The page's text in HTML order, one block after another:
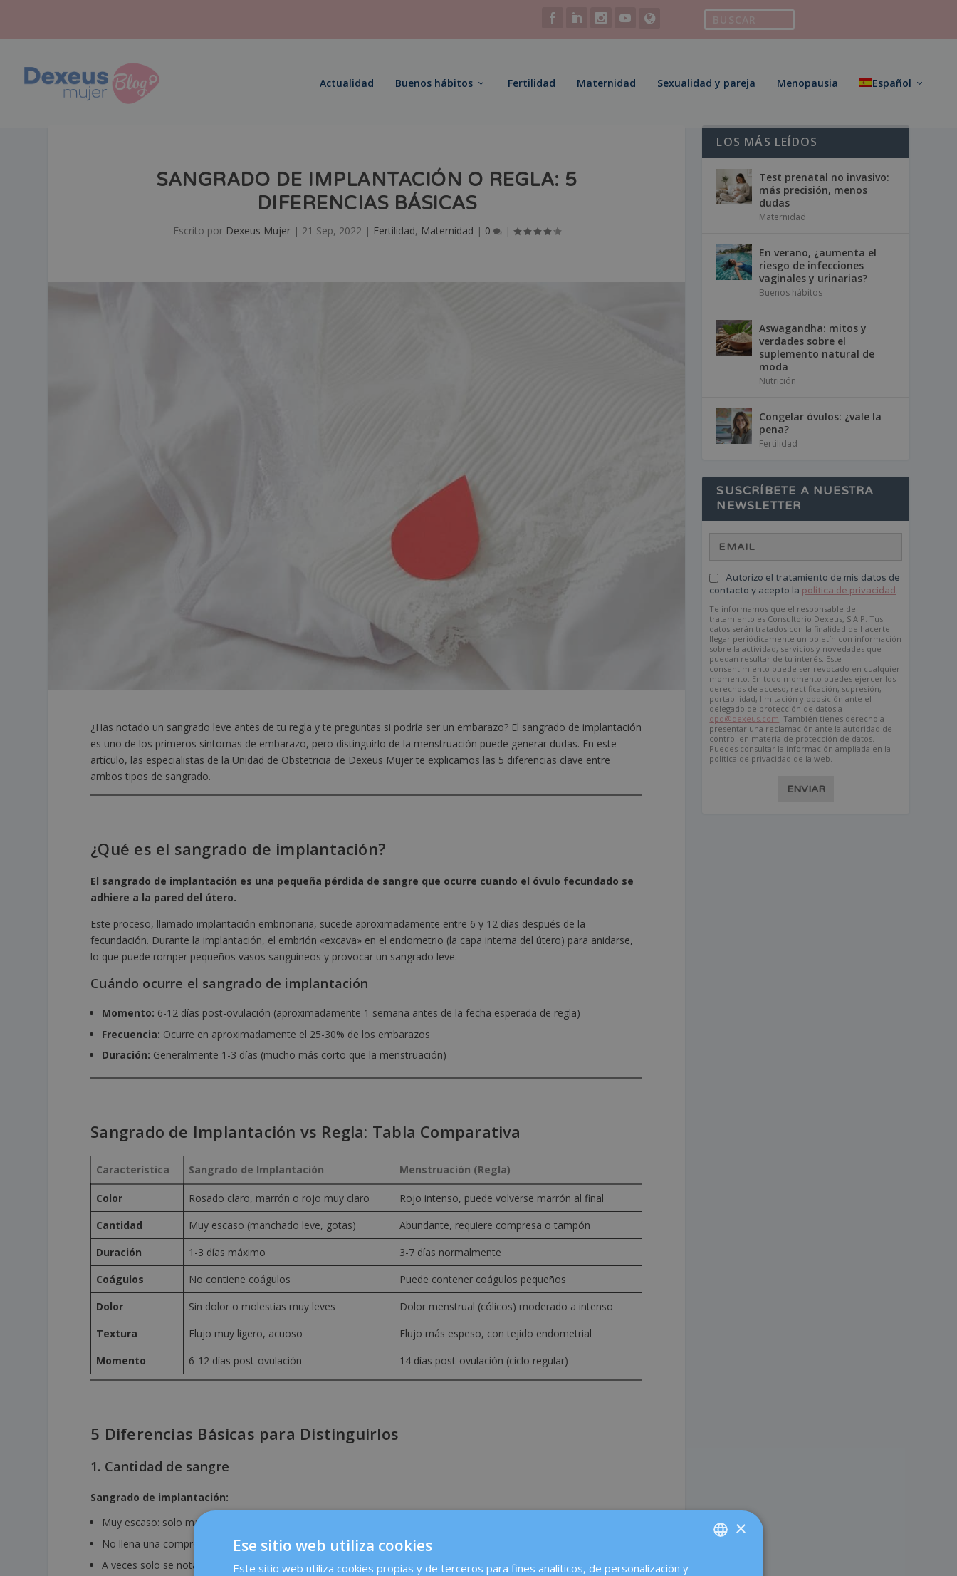
Actualidad Buenos hábitos Fertilidad Maternidad Sexualidad y pareja Menopausia Español
SANGRADO DE IMPLANTACIÓN O REGLA: 5
DIFERENCIAS BÁSICAS
Escrito por Dexeus Mujer| 21 Sep, 2022| Fertilidad, Maternidad | 0 |
¿Has notado un sangrado leve antes de tu regla y te preguntas si podría ser un embarazo? El sangrado de implantación
es uno de los primeros síntomas de embarazo, pero distinguirlo de la menstruación puede generar dudas. En este
artículo, las especialistas de la Unidad de Obstetricia de Dexeus Mujer te explicamos las 5 diferencias clave entre
ambos tipos de sangrado.
¿Qué es el sangrado de implantación?
El sangrado de implantación es una pequeña pérdida de sangre que ocurre cuando el óvulo fecundado se
adhiere a la pared del útero.
Este proceso, llamado implantación embrionaria, sucede aproximadamente entre 6 y 12 días después de la
fecundación. Durante la implantación, el embrión «excava» en el endometrio (la capa interna del útero) para anidarse,
lo que puede romper pequeños vasos sanguíneos y provocar un sangrado leve.
Cuándo ocurre el sangrado de implantación
Momento: 6-12 días post-ovulación (aproximadamente 1 semana antes de la fecha esperada de regla)
Frecuencia: Ocurre en aproximadamente el 25-30% de los embarazos
Duración: Generalmente 1-3 días (mucho más corto que la menstruación)
Sangrado de Implantación vs Regla: Tabla Comparativa
Característica Sangrado de Implantación Menstruación (Regla)
Color Rosado claro, marrón o rojo muy claro
Rojo intenso, puede volverse marrón al final
Cantidad
Muy escaso (manchado leve, gotas)
Abundante, requiere compresa o tampón
Duración
1-3 días máximo
3-7 días normalmente
Coágulos
No contiene coágulos
Puede contener coágulos pequeños
Dolor
Sin dolor o molestias muy leves
Dolor menstrual (cólicos) moderado a intenso
Textura
Flujo muy ligero, acuoso
Flujo más espeso, con tejido endometrial
Momento
6-12 días post-ovulación 14 días post-ovulación (ciclo regular)
5 Diferencias Básicas para Distinguirlos
1. Cantidad de sangre
Sangrado de implantación:
Muy escaso: solo manchas o gotas
No llena una compresa
A veces solo se nota al limpiarse
LOS MÁS LEÍDOS
Test prenatal no invasivo:
más precisión, menos
dudas
Maternidad
En verano, ¿aumenta el
riesgo de infecciones
vaginales y urinarias?
Buenos hábitos
Aswagandha: mitos y
verdades sobre el
suplemento natural de
moda
Nutrición
Congelar óvulos: ¿vale la
pena?
Fertilidad
SUSCRÍBETE A NUESTRA
NEWSLETTER
Autorizo el tratamiento de mis datos de
contacto y acepto la política de privacidad.
Te informamos que el responsable del
tratamiento es Consultorio Dexeus, S.A.P. Tus
datos serán tratados con la finalidad de hacerte
llegar periódicamente un boletín con información
sobre la actividad, servicios y novedades que
puedan resultar de tu interés. Este
consentimiento puede ser revocado en cualquier
momento. En todo momento puedes ejercer los
derechos de acceso, rectificación, supresión,
portabilidad, limitación y oposición ante el
delegado de protección de datos a
dpd@dexeus.com . También tienes derecho a
presentar una reclamación ante la autoridad de
control en materia de protección de datos.
Puedes consultar la información ampliada en la
política de privacidad de la web.
ENVIAR
×
Ese sitio web utiliza cookies
Este sitio web utiliza cookies propias y de terceros para fines analíticos, de personalización y